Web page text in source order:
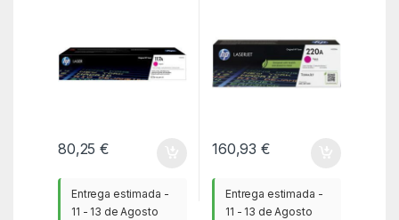
80,25€
Entrega estimada -
11 - 13 de Agosto
160,93€
Entrega estimada -
11 - 13 de Agosto